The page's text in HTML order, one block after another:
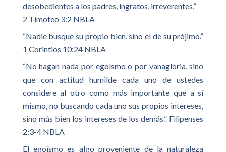
desobedientes a los padres, ingratos, irreverentes,”
2 Timoteo 3:2 NBLA
“Nadie busque su propio bien, sino el de su prójimo.”
1 Corintios 10:24 NBLA
“No hagan nada por egoísmo o por vanagloria, sino
que con actitud humilde cada uno de ustedes
considere al otro como más importante que a sí
mismo, no buscando cada uno sus propios intereses,
sino más bien los intereses de los demás.” Filipenses
2:3-4 NBLA
El egoísmo es algo proveniente de la naturaleza